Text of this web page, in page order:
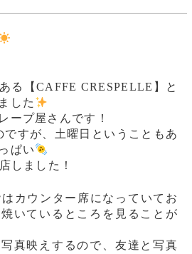
る【CAFFE CRESPELLE】と
した
ープ屋さんです！
ですが、土曜日ということもあ
ぱい
しました！
カウンター席になっていてお
いているところを見ることが
真映えするので、友達と写真